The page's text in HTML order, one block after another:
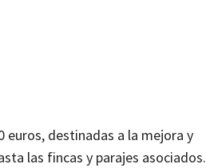
euros, destinadas a la mejora y
las fincas y parajes asociados.